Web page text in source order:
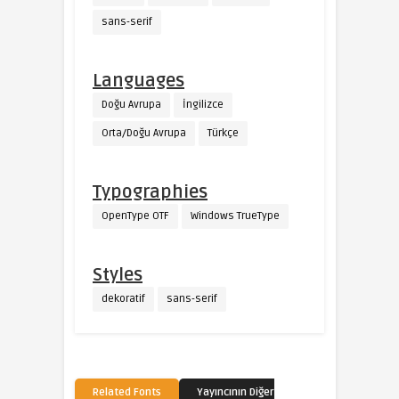
sans-serif
Languages
Doğu Avrupa İngilizce
Orta/Doğu Avrupa Türkçe
Typographies
OpenType OTF Windows TrueType
Styles
dekoratif sans-serif
Related Fonts
Yayıncının Diğer